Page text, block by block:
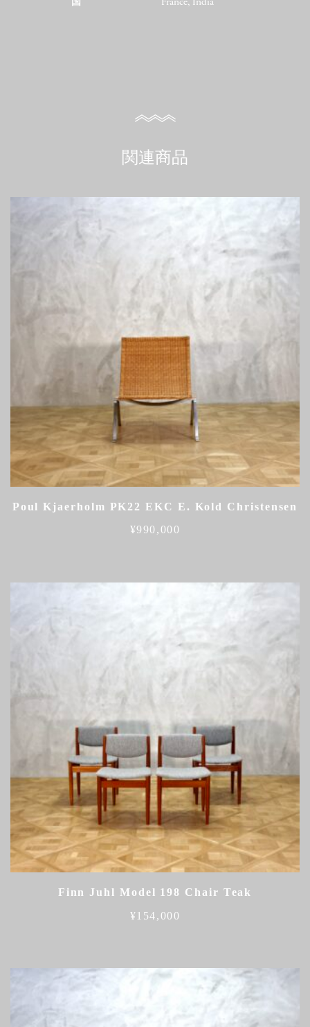
国 France, India
関連商品
Poul Kjaerholm PK22 EKC E. Kold Christensen
¥990,000
Finn Juhl Model 198 Chair Teak
¥154,000